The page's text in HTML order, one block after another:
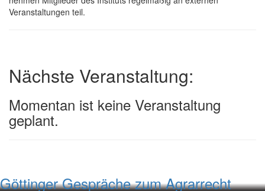
Veranstaltungen teil.
Nächste Veranstaltung:
Momentan ist keine Veranstaltung
geplant.
Göttinger Gespräche zum Agrarrecht